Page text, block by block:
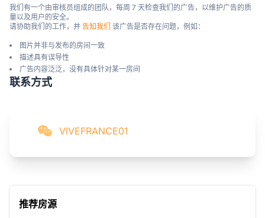
我们有一个由审核员组成的团队，每周 7 天检查我们的广告，以维护广告的质
量以及用户的安全。
请协助我们的工作，并 告知我们 该广告是否存在问题，例如：
图片并非与发布的房间一致
描述具有误导性
广告内容泛泛，没有具体针对某一房间
联系方式
VIVEFRANCE01
推荐房源